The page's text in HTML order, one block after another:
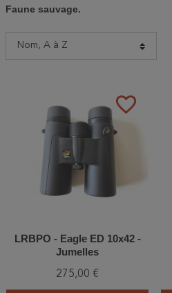
Faune sauvage.
favorite_border
LRBPO - Eagle ED 10x42 -
Jumelles
275,00 €